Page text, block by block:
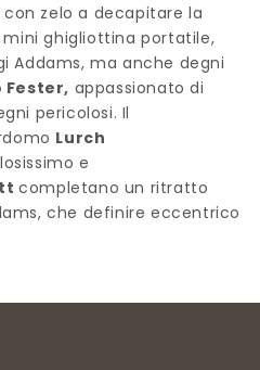
zelo a decapitare la
ghigliottina portatile,
Addams, ma anche degni
Fester, appassionato di
pericolosi. Il
Lurch
e
completano un ritratto
che definire eccentrico